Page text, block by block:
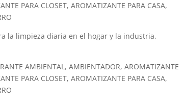
PARA CLOSET, AROMATIZANTE PARA CASA,
la limpieza diaria en el hogar y la industria,
AMBIENTAL, AMBIENTADOR, AROMATIZANTE
PARA CLOSET, AROMATIZANTE PARA CASA,